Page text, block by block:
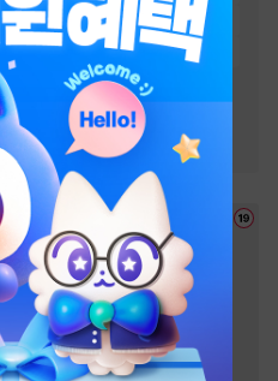
#미인공 달달물 #다정수
#절륜공 #순진수 # 상처수
단정수 #오해/착각
능글공 #3인칭시점
# 미인수